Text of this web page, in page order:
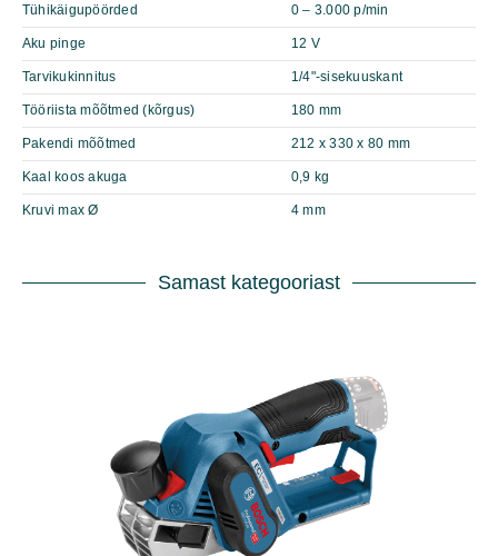
Tühikäigupöörded 0 – 3.000 p/min
Aku pinge 12 V
Tarvikukinnitus 1/4"-sisekuuskant
Tööriista mõõtmed (kõrgus) 180 mm
Pakendi mõõtmed 212 x 330 x 80 mm
Kaal koos akuga 0,9 kg
Kruvi max Ø 4 mm
Samast kategooriast